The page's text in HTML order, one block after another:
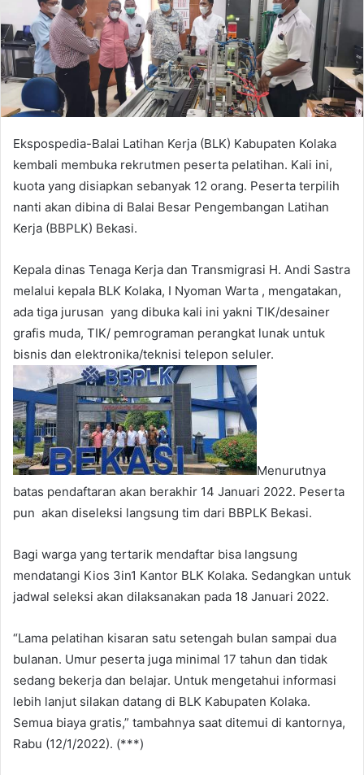
a
n
e
m
i
Ekspospedia-Balai Latihan Kerja (BLK) Kabupaten Kolaka
kembali membuka rekrutmen peserta pelatihan. Kali ini,
kuota yang disiapkan sebanyak 12 orang. Peserta terpilih
nanti akan dibina di Balai Besar Pengembangan Latihan
Kerja (BBPLK) Bekasi.
Kepala dinas Tenaga Kerja dan Transmigrasi H. Andi Sastra
melalui kepala BLK Kolaka, I Nyoman Warta , mengatakan,
ada tiga jurusan yang dibuka kali ini yakni TIK/desainer
grafis muda, TIK/ pemrograman perangkat lunak untuk
bisnis dan elektronika/teknisi telepon seluler.
Menurutnya
batas pendaftaran akan berakhir 14 Januari 2022. Peserta
pun akan diseleksi langsung tim dari BBPLK Bekasi.
Bagi warga yang tertarik mendaftar bisa langsung
mendatangi Kios 3in1 Kantor BLK Kolaka. Sedangkan untuk
jadwal seleksi akan dilaksanakan pada 18 Januari 2022.
“Lama pelatihan kisaran satu setengah bulan sampai dua
bulanan. Umur peserta juga minimal 17 tahun dan tidak
sedang bekerja dan belajar. Untuk mengetahui informasi
lebih lanjut silakan datang di BLK Kabupaten Kolaka.
Semua biaya gratis,” tambahnya saat ditemui di kantornya,
Rabu (12/1/2022). (***)